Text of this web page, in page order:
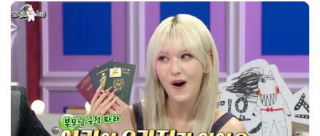
หากเราไปพิจารณาตัวเลขการท่องเที่ยวภายในประเทศจีน จาก